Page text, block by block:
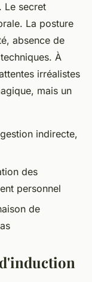
Le secret
La posture
absence de
À
irréalistes
mais un
indirecte,
des
personnel
de